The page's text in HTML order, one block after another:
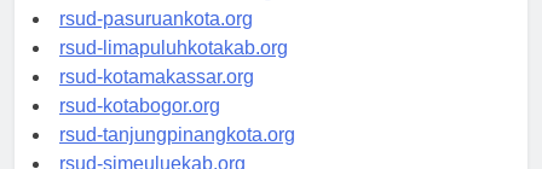
rsucnd-acehbaratkab.org
rsud-pasuruankota.org
rsud-limapuluhkotakab.org
rsud-kotamakassar.org
rsud-kotabogor.org
rsud-tanjungpinangkota.org